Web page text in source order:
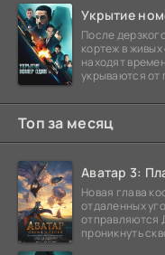
Укрытие
После
кортеж в
находят
укрываются от
Топ за месяц
Аватар 3:
Новая глава
отдаленных
отправляются
проникнуть